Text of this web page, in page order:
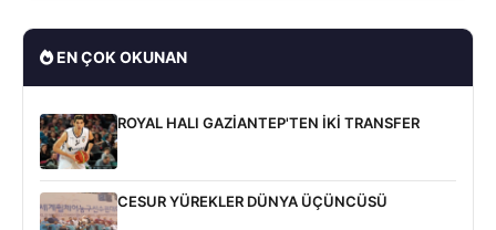
EN ÇOK OKUNAN
ROYAL HALI GAZİANTEP'TEN İKİ TRANSFER
CESUR YÜREKLER DÜNYA ÜÇÜNCÜSÜ